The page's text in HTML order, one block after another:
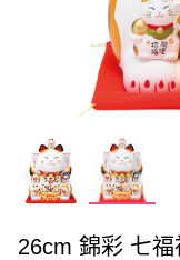
26cm 錦彩 七